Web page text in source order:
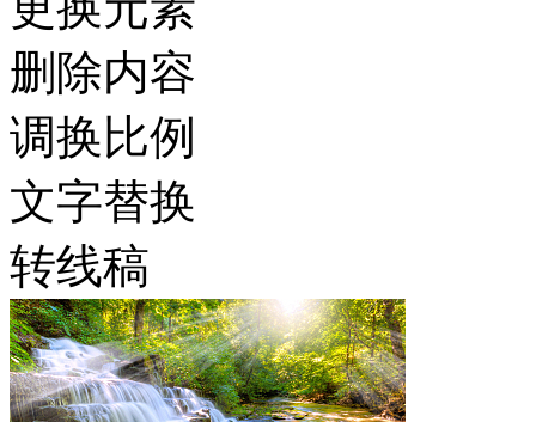
删除内容
调换比例
文字替换
转线稿